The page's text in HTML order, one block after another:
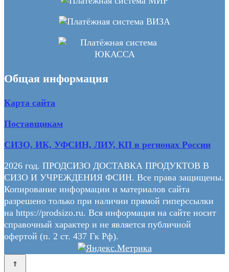
Общая информация
Карта сайта
Поставщикам
СИЗО, ИК, УФСИН, ЛИУ, КП в регионах России
2026 год. ПРОДСИЗО ДОСТАВКА ПРОДУКТОВ В
СИЗО И УЧРЕЖДЕНИЯ ФСИН. Все права защищены.
Копирование информации и материалов сайта
разрешено только при наличии прямой гиперссылки
на https://prodsizo.ru. Вся информация на сайте носит
справочный характер и не является публичной
офертой (п. 2 ст. 437 Гк Рф).